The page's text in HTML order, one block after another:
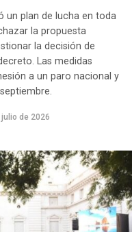
conceptos
horas extras y
caso.
jubilados
porcentajes de
deberán aplicarse
distintasCajas
y Pensiones
un plan de lucha en toda
la propuesta
la decisión de
Las medidas
a un paro nacional y
julio de 2026